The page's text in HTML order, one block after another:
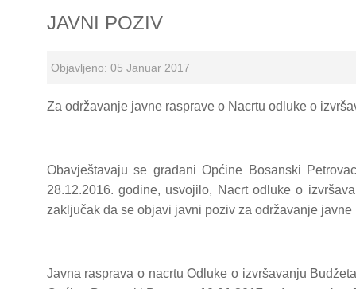
JAVNI POZIV
Objavljeno: 05 Januar 2017
Za održavanje javne rasprave o Nacrtu odluke o
Obavještavaju se građani Općine Bosanski
28.12.2016. godine, usvojilo, Nacrt odluke o
zaključak da se objavi javni poziv za održavanje javne
Javna rasprava o nacrtu Odluke o izvršavanju